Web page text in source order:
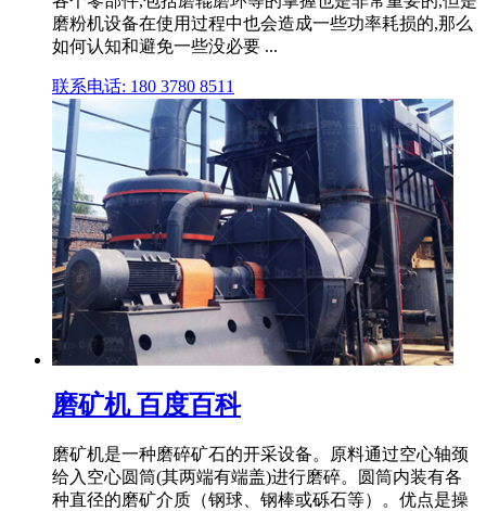
磨粉机设备在使用过程中也会造成一些功率耗损的,那么
如何认知和避免一些没必要 ...
联系电话: 180 3780 8511
磨矿机 百度百科
磨矿机是一种磨碎矿石的开采设备。原料通过空心轴颈
给入空心圆筒(其两端有端盖)进行磨碎。圆筒内装有各
种直径的磨矿介质（钢球、钢棒或砾石等）。优点是操